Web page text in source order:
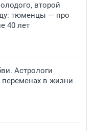
второй
тюменцы — про
40 лет
Астрологи
в жизни